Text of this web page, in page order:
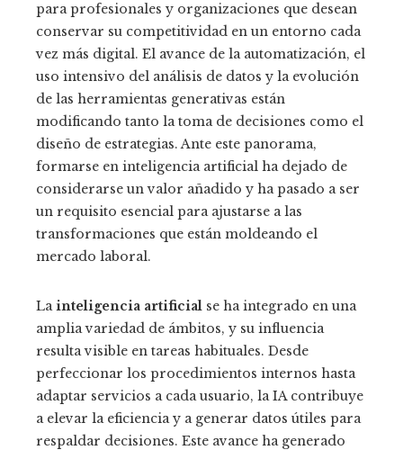
para profesionales y organizaciones que desean
conservar su competitividad en un entorno cada
vez más digital. El avance de la automatización, el
uso intensivo del análisis de datos y la evolución
de las herramientas generativas están
modificando tanto la toma de decisiones como el
diseño de estrategias. Ante este panorama,
formarse en inteligencia artificial ha dejado de
considerarse un valor añadido y ha pasado a ser
un requisito esencial para ajustarse a las
transformaciones que están moldeando el
mercado laboral.
Lainteligencia artificial se ha integrado en una
amplia variedad de ámbitos, y su influencia
resulta visible en tareas habituales. Desde
perfeccionar los procedimientos internos hasta
adaptar servicios a cada usuario, la IA contribuye
a elevar la eficiencia y a generar datos útiles para
respaldar decisiones. Este avance ha generado